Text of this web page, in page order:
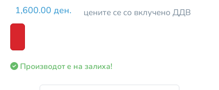
1,600.00 ден. цените се со вклучено ДДВ
Производот е на залиха!